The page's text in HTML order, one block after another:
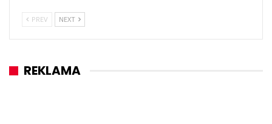
PREV NEXT
REKLAMA